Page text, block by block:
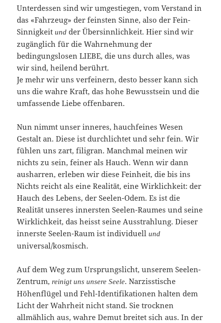
Unterdessen sind wir umgestiegen, vom Verstand in
das «Fahrzeug» der feinsten Sinne, also der Fein-
Sinnigkeitund der Übersinnlichkeit. Hier sind wir
zugänglich für die Wahrnehmung der
bedingungslosen LIEBE, die uns durch alles, was
wir sind, heilend berührt.
Je mehr wir uns verfeinern, desto besser kann sich
uns die wahre Kraft, das hohe Bewusstsein und die
umfassende Liebe offenbaren.
Nun nimmt unser inneres, hauchfeines Wesen
Gestalt an. Diese ist durchlichtet und sehr fein. Wir
fühlen uns zart, filigran. Manchmal meinen wir
nichts zu sein, feiner als Hauch. Wenn wir dann
ausharren, erleben wir diese Feinheit, die bis ins
Nichts reicht als eine Realität, eine Wirklichkeit: der
Hauch des Lebens, der Seelen-Odem. Es ist die
Realität unseres innersten Seelen-Raumes und seine
Wirklichkeit, das heisst seine Ausstrahlung. Dieser
innerste Seelen-Raum ist individuellund
universal/kosmisch.
Auf dem Weg zum Ursprungslicht, unserem Seelen-
Zentrum,reinigt uns unsere Seele. Narzisstische
Höhenflügel und Fehl-Identifikationen halten dem
Licht der Wahrheit nicht stand. Sie trocknen
allmählich aus, wahre Demut breitet sich aus. In der